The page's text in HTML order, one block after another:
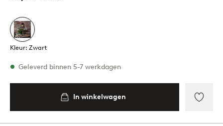
Kleur: Zwart
Op voorraad
Geleverd binnen 5-7 werkdagen
In winkelwagen